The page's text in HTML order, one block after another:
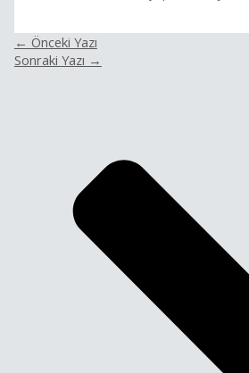
← Önceki Yazı
Sonraki Yazı →